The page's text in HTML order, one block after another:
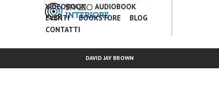
VIDEOBOOK
AUDIOBOOK
EVENTI
BOOKSTORE
BLOG
CONTATTI
DAVID JAY BROWN